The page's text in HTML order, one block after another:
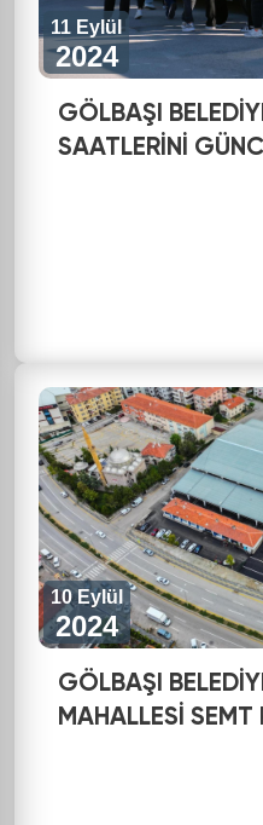
11 Eylül
2024
GÖLBAŞI
SAATLERİNİ
10 Eylül
2024
GÖLBAŞI
MAHALLESİ SEMT